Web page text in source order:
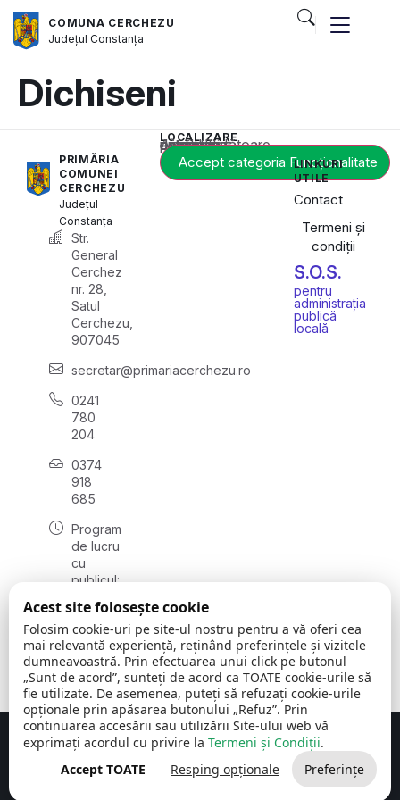
COMUNA CERCHEZU
JudețulConstanța
Dichiseni
PRIMĂRIA
COMUNEI
CERCHEZU
Județul
Constanța
Str.
General
Cerchez
nr. 28,
Satul
Cerchezu,
907045
secretar@primariacerchezu.ro
0241
780
204
0374
918
685
Program
de lucru
cu
publicul:
08:00 -
16:30
, vineri:
08:00 -
14:00
LOCALIZARE
Acest conținut este blocat până când acceptați categoria corespunzătoare de cookie-uri.
Accept categoria Funcționalitate
LINKURI
UTILE
Contact
Termeni și
condiții
S.O.S.
pentru
administrația
publică
locală
Comuna Cerchezu © 2026Toate drepturile rezervate
Concept realizat de Big Media Relații Publice SRL
Acest site folosește cookie
Folosim cookie-uri pe site-ul nostru pentru a vă oferi cea
mai relevantă experiență, reținând preferințele și vizitele
dumneavoastră. Prin efectuarea unui click pe butonul
„Sunt de acord”, sunteți de acord ca TOATE cookie-urile să
fie utilizate. De asemenea, puteți să refuzați cookie-urile
opționale prin apăsarea butonului „Refuz”. Prin
continuarea accesării sau utilizării Site-ului web vă
exprimați acordul cu privire la Termeni și Condiții.
Accept TOATE
Resping opționale Preferințe